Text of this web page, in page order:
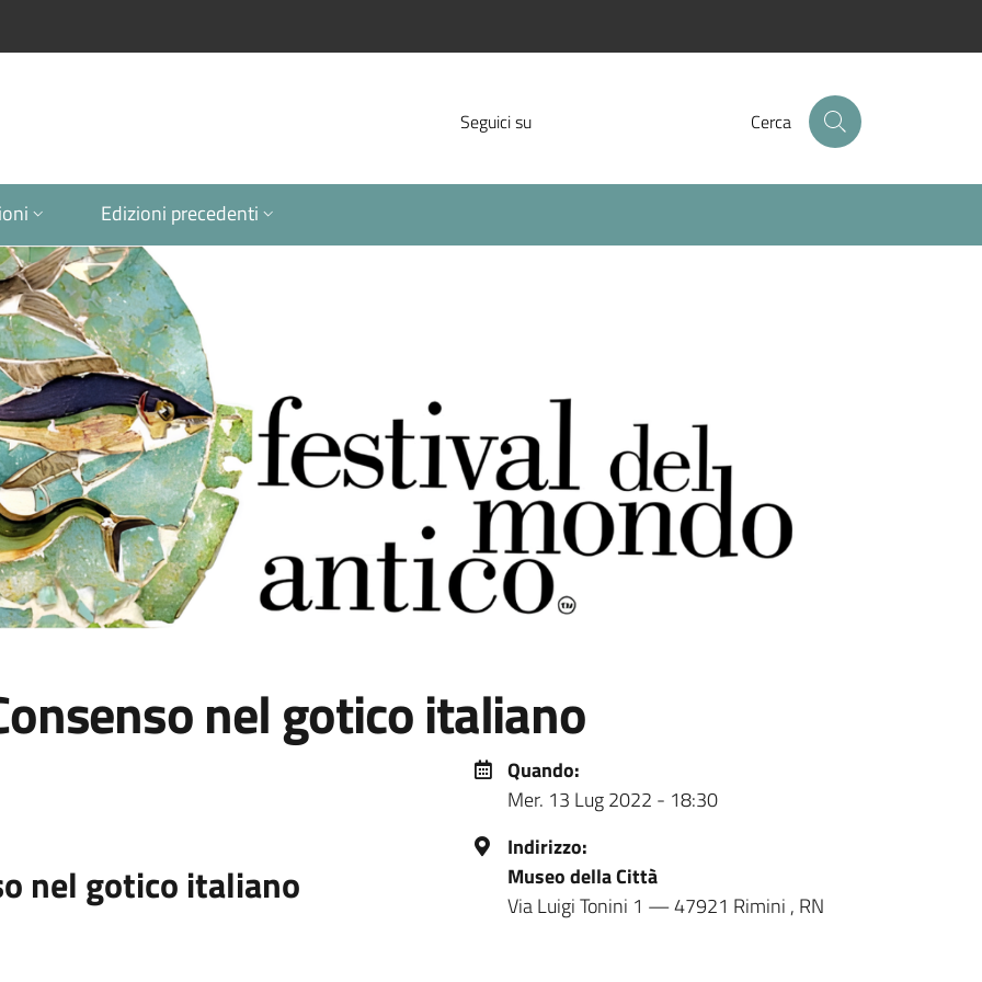
Seguici su Cerca
Edizioni precedenti
nel gotico italiano
nel gotico italiano
Quando:
Mer. 13 Lug 2022 - 18:30
Indirizzo:
Museo della Città
Via Luigi Tonini 1 —47921 Rimini , RN